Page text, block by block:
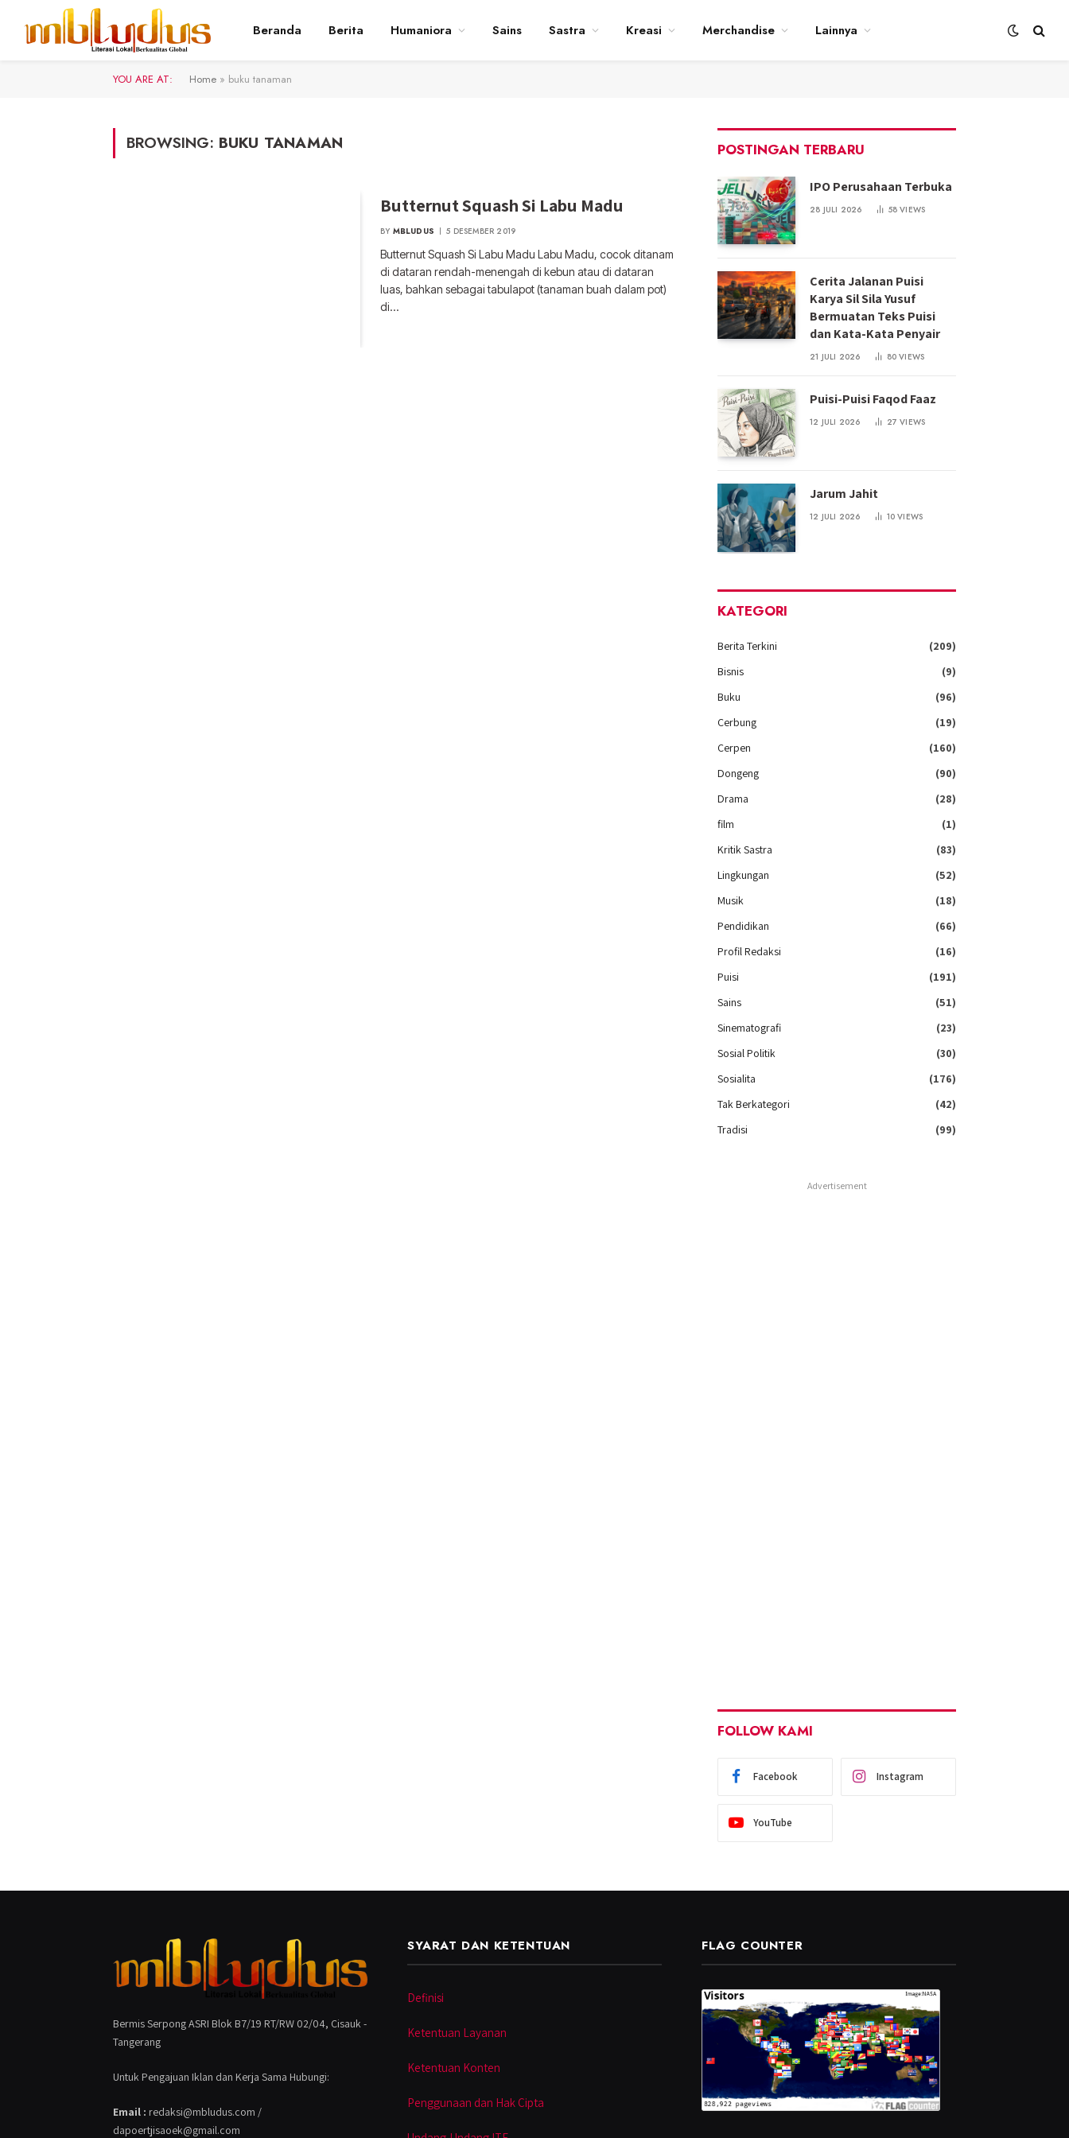
Beranda Berita Humaniora Sains Sastra Kreasi Merchandise Lainnya
YOU ARE AT: Home » buku tanaman
BROWSING: BUKU TANAMAN
Butternut Squash Si Labu Madu
BY MBLUDUS 5 DESEMBER 2019
Butternut Squash Si Labu Madu Labu Madu, cocok ditanam
di dataran rendah-menengah di kebun atau di dataran
luas, bahkan sebagai tabulapot (tanaman buah dalam pot)
di…
POSTINGAN TERBARU
IPO Perusahaan Terbuka
28 JULI 2026 58VIEWS
Cerita Jalanan Puisi
Karya Sil Sila Yusuf
Bermuatan Teks Puisi
dan Kata-Kata Penyair
21 JULI 2026 80VIEWS
Puisi-Puisi Faqod Faaz
12 JULI 2026 27VIEWS
Jarum Jahit
12 JULI 2026 10VIEWS
KATEGORI
Berita Terkini
(209)
Bisnis
(9)
Buku
(96)
Cerbung
(19)
Cerpen
(160)
Dongeng
(90)
Drama
(28)
film
(1)
Kritik Sastra
(83)
Lingkungan
(52)
Musik
(18)
Pendidikan
(66)
Profil Redaksi
(16)
Puisi
(191)
Sains
(51)
Sinematografi
(23)
Sosial Politik
(30)
Sosialita
(176)
Tak Berkategori
(42)
Tradisi
(99)
Advertisement
FOLLOW KAMI
Facebook Instagram
YouTube
Bermis Serpong ASRI Blok B7/19 RT/RW 02/04, Cisauk -
Tangerang
Untuk Pengajuan Iklan dan Kerja Sama Hubungi:
Email : redaksi@mbludus.com /
dapoertjisaoek@gmail.com
SYARAT DAN KETENTUAN
Definisi
Ketentuan Layanan
Ketentuan Konten
Penggunaan dan Hak Cipta
FLAG COUNTER